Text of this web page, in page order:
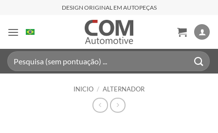
contenido
DESIGN ORIGINAL EM AUTOPEÇAS
Buscar
por:
INICIO / ALTERNADOR